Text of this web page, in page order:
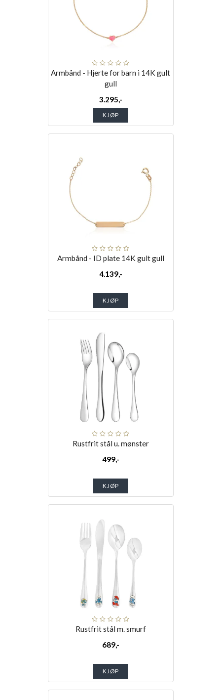
Armbånd - Hjerte for barn i 14K gult
gull
3.295,-
KJØP
Armbånd - ID plate 14K gult gull
4.139,-
KJØP
Rustfrit stål u. mønster
499,-
KJØP
Rustfrit stål m. smurf
689,-
KJØP